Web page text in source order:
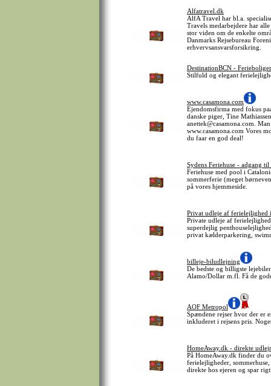
Alfatravel.dk
AlfA Travel har bl.a.
Travels medarbejdere har
stor viden om de enkelte
Danmarks Rejsebureau
erhvervsansvarsforsikring.
DestinationBCN -
Stilfuld og elegant
www.casamona.com
Ejendomsfirma med fokus
danske piger, Tine
anettek@casamona.com.
www.casamona.com Vores
du faar en god deal!
Sydens Feriehuse - adgang til
Feriehuse med pool i
sommerferie (meget
på vores hjemmeside.
Privat udleje af ferielejlighed
Private udleje af
superdejlig
privat kælderparkering,
billeje-biludlejning
De bedste og billigste
Alamo/Dollar m.fl. Få de
AOF Metropol
Spændene rejser hvor der er
inkluderet i rejsens pris.
HomeAway.dk - direkte
På HomeAway.dk finder du
ferielejligheder,
direkte hos ejeren og spar